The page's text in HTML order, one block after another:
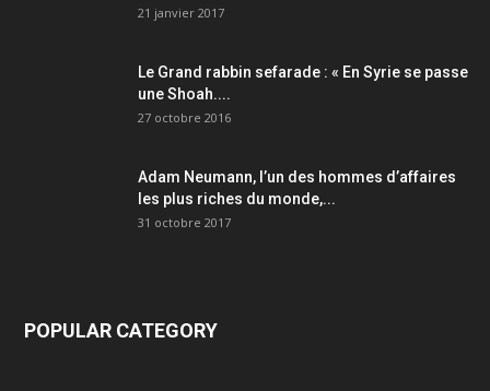
21 janvier 2017
Le Grand rabbin sefarade : « En Syrie se passe
une Shoah....
27 octobre 2016
Adam Neumann, l’un des hommes d’affaires
les plus riches du monde,...
31 octobre 2017
POPULAR CATEGORY